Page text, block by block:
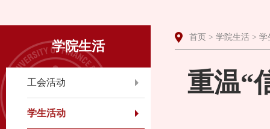
学院生活
工会活动
学生活动
首页 > 学院生活 > 学
重温“